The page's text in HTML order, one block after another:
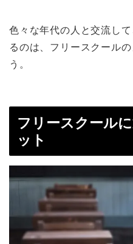
色々な年代の人と交流し
るのは、フリースクール
う。
フリースクール
ット